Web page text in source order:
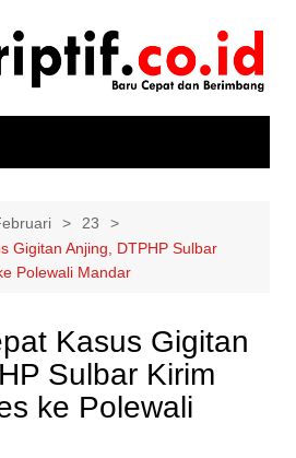
23
Gigitan Anjing, DTPHP Sulbar
Polewali Mandar
Kasus Gigitan
Sulbar Kirim
ke Polewali